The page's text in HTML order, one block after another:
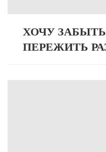
ХОЧУ
ПЕРЕЖИТЬ